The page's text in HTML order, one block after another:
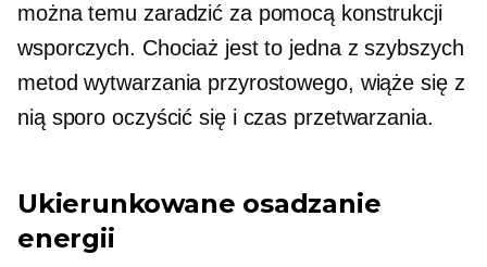
można temu zaradzić za pomocą konstrukcji
wsporczych. Chociaż jest to jedna z szybszych
metod wytwarzania przyrostowego, wiąże się z
nią sporooczyścić sięi czas przetwarzania.
Ukierunkowane osadzanie
energii